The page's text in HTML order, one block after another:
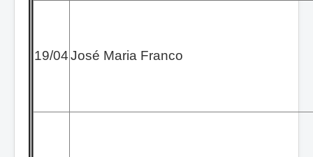
19/04José Maria Franco